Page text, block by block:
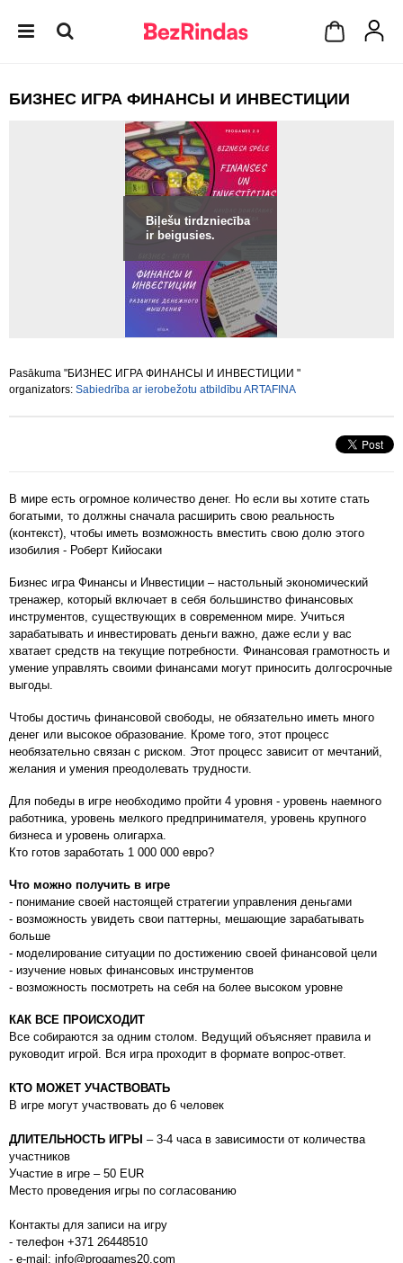
БИЗНЕС ИГРА ФИНАНСЫ И ИНВЕСТИЦИИ
Biļešu tirdzniecība
ir beigusies.
Pasākuma "БИЗНЕС ИГРА ФИНАНСЫ И ИНВЕСТИЦИИ "
organizators: Sabiedrība ar ierobežotu atbildību ARTAFINA
В мире есть огромное количество денег. Но если вы хотите стать
богатыми, то должны сначала расширить свою реальность
(контекст), чтобы иметь возможность вместить свою долю этого
изобилия - Роберт Кийосаки
Бизнес игра Финансы и Инвестиции – настольный экономический
тренажер, который включает в себя большинство финансовых
инструментов, существующих в современном мире. Учиться
зарабатывать и инвестировать деньги важно, даже если у вас
хватает средств на текущие потребности. Финансовая грамотность и
умение управлять своими финансами могут приносить долгосрочные
выгоды.
Чтобы достичь финансовой свободы, не обязательно иметь много
денег или высокое образование. Кроме того, этот процесс
необязательно связан с риском. Этот процесс зависит от мечтаний,
желания и умения преодолевать трудности.
Для победы в игре необходимо пройти 4 уровня - уровень наемного
работника, уровень мелкого предпринимателя, уровень крупного
бизнеса и уровень олигарха.
Кто готов заработать 1 000 000 евро?
Что можно получить в игре
- понимание своей настоящей стратегии управления деньгами
- возможность увидеть свои паттерны, мешающие зарабатывать
больше
- моделирование ситуации по достижению своей финансовой цели
- изучение новых финансовых инструментов
- возможность посмотреть на себя на более высоком уровне
КАК ВСЕ ПРОИСХОДИТ
Все собираются за одним столом. Ведущий объясняет правила и
руководит игрой. Вся игра проходит в формате вопрос-ответ.
КТО МОЖЕТ УЧАСТВОВАТЬ
В игре могут участвовать до 6 человек
ДЛИТЕЛЬНОСТЬ ИГРЫ – 3-4 часа в зависимости от количества
участников
Участие в игре – 50 EUR
Место проведения игры по согласованию
Контакты для записи на игру
- телефон +371 26448510
- e-mail: info@progames20.com